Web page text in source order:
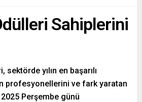
Sahiplerini
yılın en başarılı
profesyonellerini ve fark yaratan
Perşembe günü